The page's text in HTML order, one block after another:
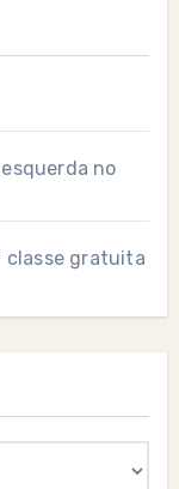
no
classe gratuita